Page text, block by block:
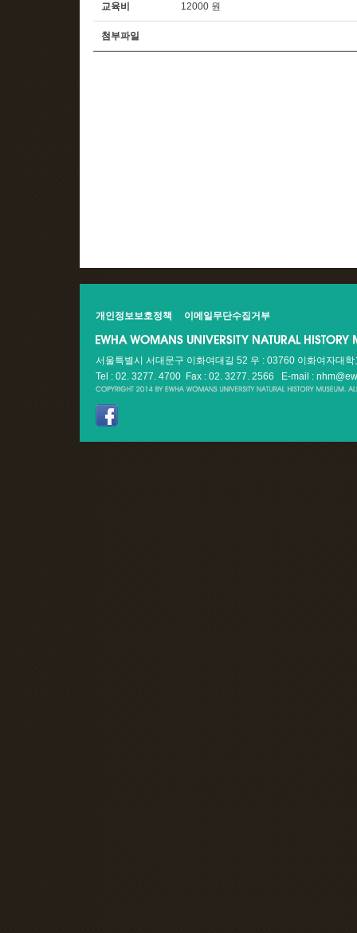
교육비 12000 원
첨부파일
개인정보보호정책 이메일무단수집거부
서울특별시 서대문구 이화여대길 52 우 : 03760 이화여자대
Tel : 02. 3277. 4700 Fax : 02. 3277. 2566
E-mail :